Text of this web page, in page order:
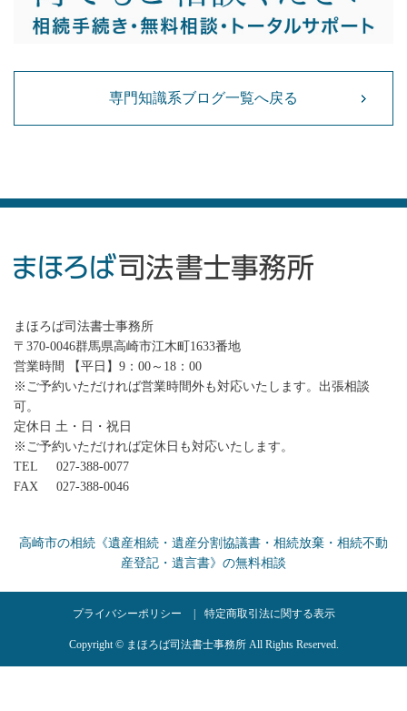
専門知識系ブログ一覧へ戻る
まほろば司法書士事務所
〒370-0046群馬県高崎市江木町1633番地
営業時間 【平日】9：00～18：00
※ご予約いただければ営業時間外も対応いたします。出張相談
可。
定休日 土・日・祝日
※ご予約いただければ定休日も対応いたします。
TEL
027-388-0077
FAX
027-388-0046
高崎市の相続《遺産相続・遺産分割協議書・相続放棄・相続不動
産登記・遺言書》の無料相談
プライバシーポリシー 特定商取引法に関する表示
Copyright © まほろば司法書士事務所 All Rights Reserved.